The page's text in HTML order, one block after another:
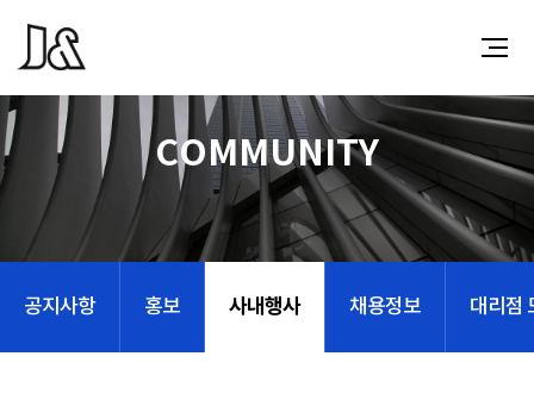
COMMUNITY
공지사항 홍보 사내행사 채용정보 대리점